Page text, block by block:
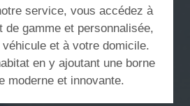
service, vous accédez à
de gamme et personnalisée,
et à votre domicile.
en y ajoutant une borne
moderne et innovante.